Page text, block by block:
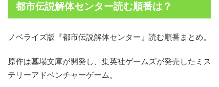
都市伝説解体センター読む順番は？
ノベライズ版『都市伝説解体センター』読む順番まとめ。
原作は墓場文庫が開発し、集英社ゲームズが発売したミス
テリーアドベンチャーゲーム。